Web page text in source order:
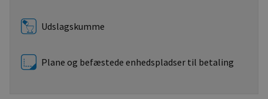
Udslagskumme
Plane og befæstede enhedspladser til betaling